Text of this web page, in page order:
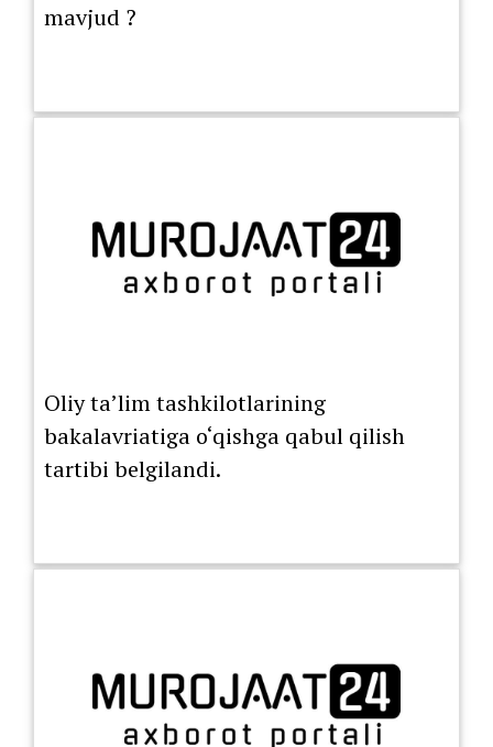
mavjud ?
Oliy ta’lim tashkilotlarining
bakalavriatiga o‘qishga qabul qilish
tartibi belgilandi.